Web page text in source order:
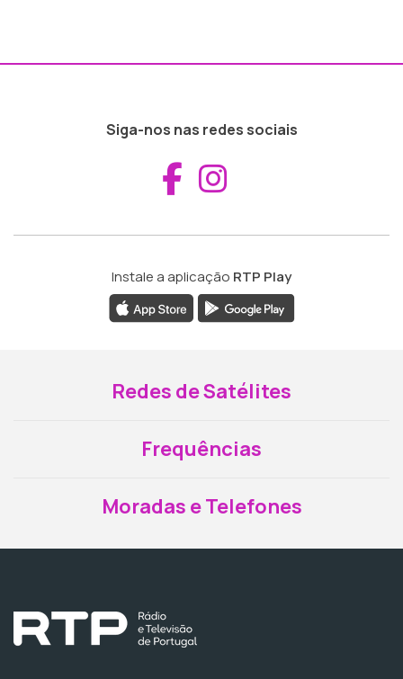
Siga-nos nas redes sociais
Aceder ao
Instale a aplicação RTP Play
Redes de Satélites
Frequências
Moradas e Telefones